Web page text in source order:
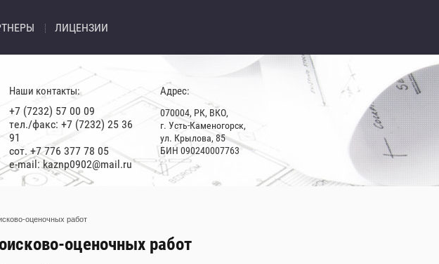
ЛИЦЕНЗИИ
Наши контакты:
+7 (7232) 57 00 09
тел./факс: +7 (7232) 25 36
91
сот. +7 776 377 78 05
e-mail: kaznp0902@mail.ru
Адрес:
070004, РК, ВКО,
г. Усть-Каменогорск,
ул. Крылова, 85
БИН 090240007763
оценочных работ
оценочных работ